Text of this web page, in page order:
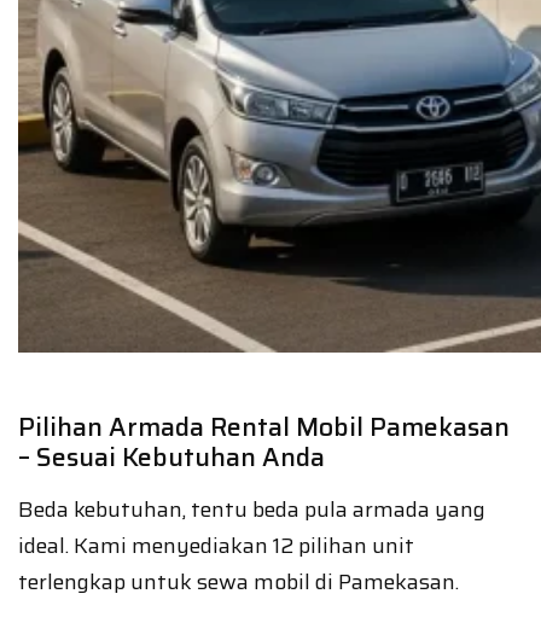
Pilihan Armada Rental Mobil Pamekasan
– Sesuai Kebutuhan Anda
Beda kebutuhan, tentu beda pula armada yang
ideal. Kami menyediakan 12 pilihan unit
terlengkap untuk sewa mobil di Pamekasan.